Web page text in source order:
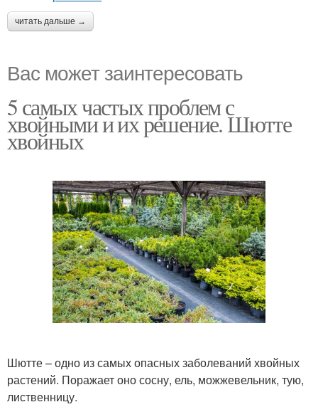
читать дальше →
Вас может заинтересовать
5 самых частых проблем с
хвойными и их решение. Шютте
хвойных
Шютте – одно из самых опасных заболеваний хвойных
растений. Поражает оно сосну, ель, можжевельник, тую,
лиственницу.